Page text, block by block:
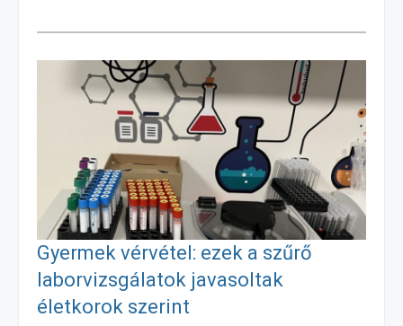
c
e
o
o
k
s
s
e
n
g
e
r
a
i
l
s
a
m
g
Gyermek vérvétel: ezek a szűrő
laborvizsgálatok javasoltak
életkorok szerint